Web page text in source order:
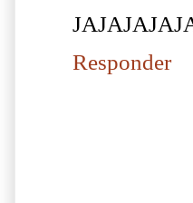
Responder